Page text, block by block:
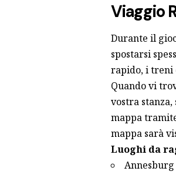
Viaggio
Durante il
spostarsi
rapido, i treni
Quando vi
vostra
mappa
mappa sarà
Luoghi da
Annesburg